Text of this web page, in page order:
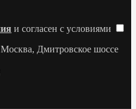
и согласен с условиями
Дмитровское шоссе